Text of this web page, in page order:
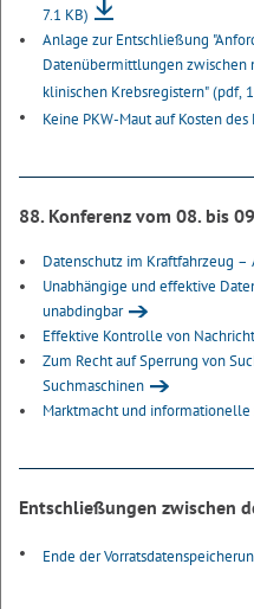
7.1 KB)
Anlage zur Entschließung
Datenübermittlungen zwischen
klinischen Krebsregistern"(pdf,
Keine PKW-Maut auf Kosten
88. Konferenz vom 08. bis
Datenschutz im Kraftfahrzeug
Unabhängige und effektive
unabdingbar
Effektive Kontrolle von
Zum Recht auf Sperrung von
Suchmaschinen
Marktmacht und
Entschließungen zwischen
Ende der